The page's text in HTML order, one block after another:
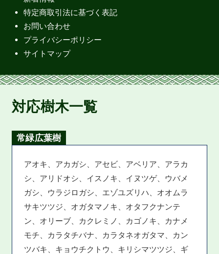
特定商取引法に基づく表記
お問い合わせ
プライバシーポリシー
サイトマップ
対応樹木一覧
常緑広葉樹
アオキ、アカガシ、アセビ、アベリア、アラカ
シ、アリドオシ、イスノキ、イヌツゲ、ウバメ
ガシ、ウラジロガシ、エゾユズリハ、オオムラ
サキツツジ、オガタマノキ、オタフクナンテ
ン、オリーブ、カクレミノ、カゴノキ、カナメ
モチ、カラタチバナ、カラタネオガタマ、カン
ツバキ、キョウチクトウ、キリシマツツジ、ギ